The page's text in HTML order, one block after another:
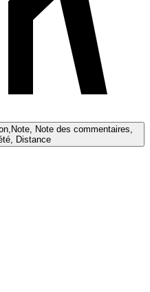
Note des commentaires,
Distance